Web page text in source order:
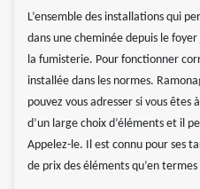
L’ensemble des installations qui
dans une cheminée depuis le
la fumisterie. Pour fonctionner
installée dans les normes.
pouvez vous adresser si vous êtes
d’un large choix d’éléments et il
Appelez-le. Il est connu pour ses
de prix des éléments qu’en